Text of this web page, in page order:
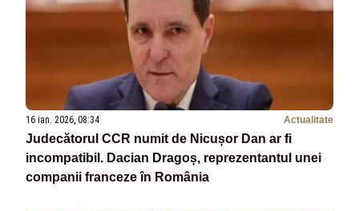
16 ian. 2026, 08:34 Actualitate
Judecătorul CCR numit de Nicușor Dan ar fi
incompatibil. Dacian Dragoș, reprezentantul unei
companii franceze în România